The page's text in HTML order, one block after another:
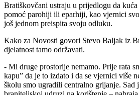
Bratiškovčani ustraju u prijedlogu da
pomoć parohiji ili eparhiji, kao vjernici
još jednom preispita svoju odluku.
Kako za Novosti govori Stevo Baljak iz
djelatnost tamo održavati.
- Mi druge prostorije nemamo. Prije rata
kapu” da je to izdato i da se vjernici više
školu smo ugradili centralno grijanje.